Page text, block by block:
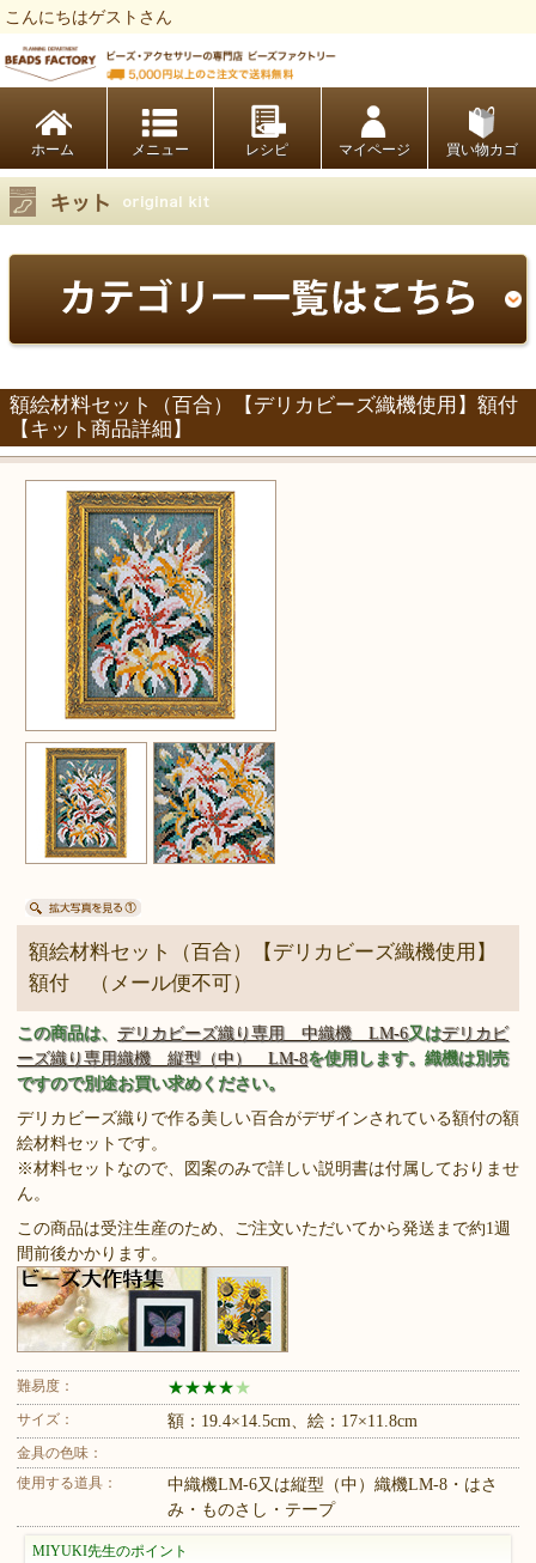
こんにちはゲストさん
ホーム レシピ マイページ 買い物カゴ
額絵材料セット（百合）【デリカビーズ織機使用】額付
【キット商品詳細】
額絵材料セット（百合）【デリカビーズ織機使用】
額付 （メール便不可）
この商品は、 デリカビーズ織り専用 中織機 LM-6又はデリカビ
ーズ織り専用織機 縦型（中） LM-8を使用します。織機は別売
ですので別途お買い求めください。
デリカビーズ織りで作る美しい百合がデザインされている額付の額
絵材料セットです。
※材料セットなので、図案のみで詳しい説明書は付属しておりませ
ん。
この商品は受注生産のため、ご注文いただいてから発送まで約1週
間前後かかります。
難易度： ★★★★ ★
サイズ： 額：19.4×14.5cm、絵：17×11.8cm
金具の色味：
使用する道具：
中織機LM-6又は縦型（中）織機LM-8・はさ
み・ものさし・テープ
MIYUKI先生のポイント